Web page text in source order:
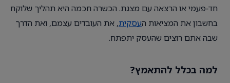
חד‑פעמי או הרצאה עם מצגת. הכשרה חכמה היא תהליך שלוקח
בחשבון את המציאות העסקית, את העובדים עצמם, ואת הדרך
שבה אתם רוצים שהעסק יתפתח.
למה בכלל להתאמץ?